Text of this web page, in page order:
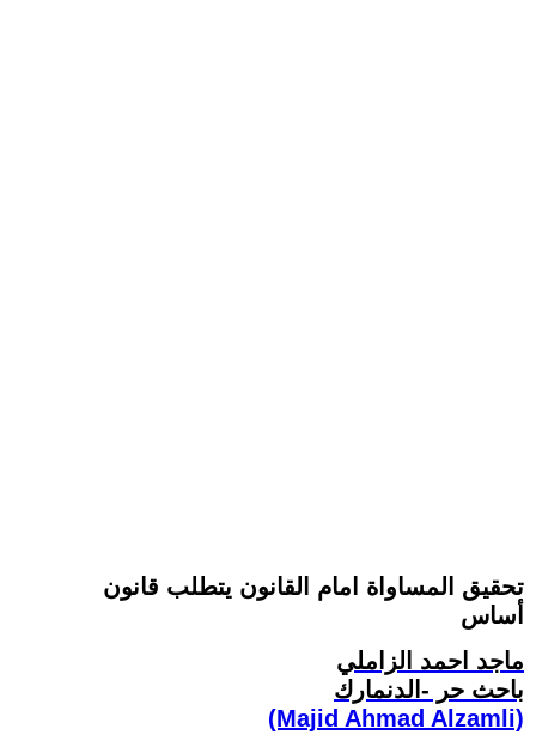
تحقيق المساواة امام القانون يتطلب قانون
أساس
ماجد احمد الزاملي
باحث حر -الدنمارك
(Majid Ahmad Alzamli)